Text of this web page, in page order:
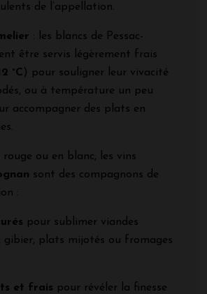
de l’appellation.
: les blancs de Pessac-
être servis légèrement frais
°C) pour souligner leur vivacité
ou à température un peu
accompagner des plats en
ou en blanc, les vins
sont des compagnons de
:
pour sublimer viandes
gibier, plats mijotés ou fromages
et frais pour révéler la finesse